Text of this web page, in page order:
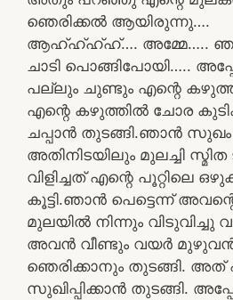
ഞെരിക്കൽ ആയിരുന്നു….
ആഹ്ഹ്ഹ്ഹ്…. അമ്മേ…..
ചാടി പൊങ്ങിപോയി…..
പല്ലും ചുണ്ടും എന്റെ
എന്റെ കഴുത്തിൽ ചോര
ചപ്പാൻ തുടങ്ങി.ഞാൻ സുഖം
അതിനിടയിലും മുലച്ചി
വിളിച്ചത് എന്റെ പൂറ്റിലെ
കൂട്ടി.ഞാൻ പെട്ടെന്ന്
മുലയിൽ നിന്നും വിടുവിച്ചു
അവൻ വീണ്ടും വയർ മുഴുവൻ
ഞെരിക്കാനും തുടങ്ങി. അത്
സുഖിപ്പിക്കാൻ തുടങ്ങി.